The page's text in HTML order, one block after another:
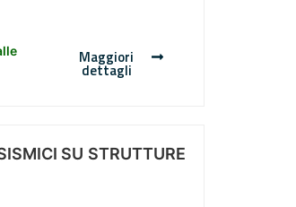
Maggiori
dettagli
SU STRUTTURE